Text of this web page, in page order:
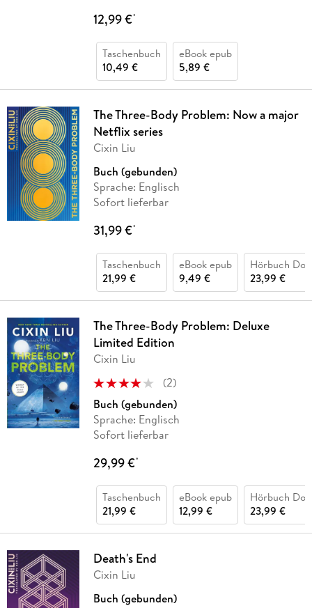
12,99 €*
Taschenbuch
10,49 €
eBook epub
5,89 €
The Three-Body Problem: Now a major
Netflix series
Cixin Liu
Buch (gebunden)
Sprache: Englisch
Sofort lieferbar
31,99 €*
Taschenbuch
21,99 €
eBook epub
9,49 €
Hörbuch
23,99 €
The Three-Body Problem: Deluxe
Limited Edition
Cixin Liu
(2)
Buch (gebunden)
Sprache: Englisch
Sofort lieferbar
29,99 €*
Taschenbuch
21,99 €
eBook epub
12,99 €
Hörbuch
23,99 €
Death's End
Cixin Liu
Buch (gebunden)